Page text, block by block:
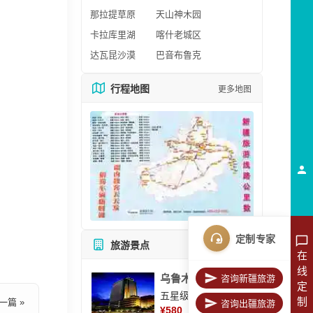
篇 »
那拉提草原
天山神木园
卡拉库里湖
喀什老城区
达瓦昆沙漠
巴音布鲁克
行程地图 更多地图
旅游景点 所有景点
乌鲁木齐美丽华大酒
五星级酒店
¥580
在
线
定
制
定制专家
咨询新疆旅游
咨询出疆旅游